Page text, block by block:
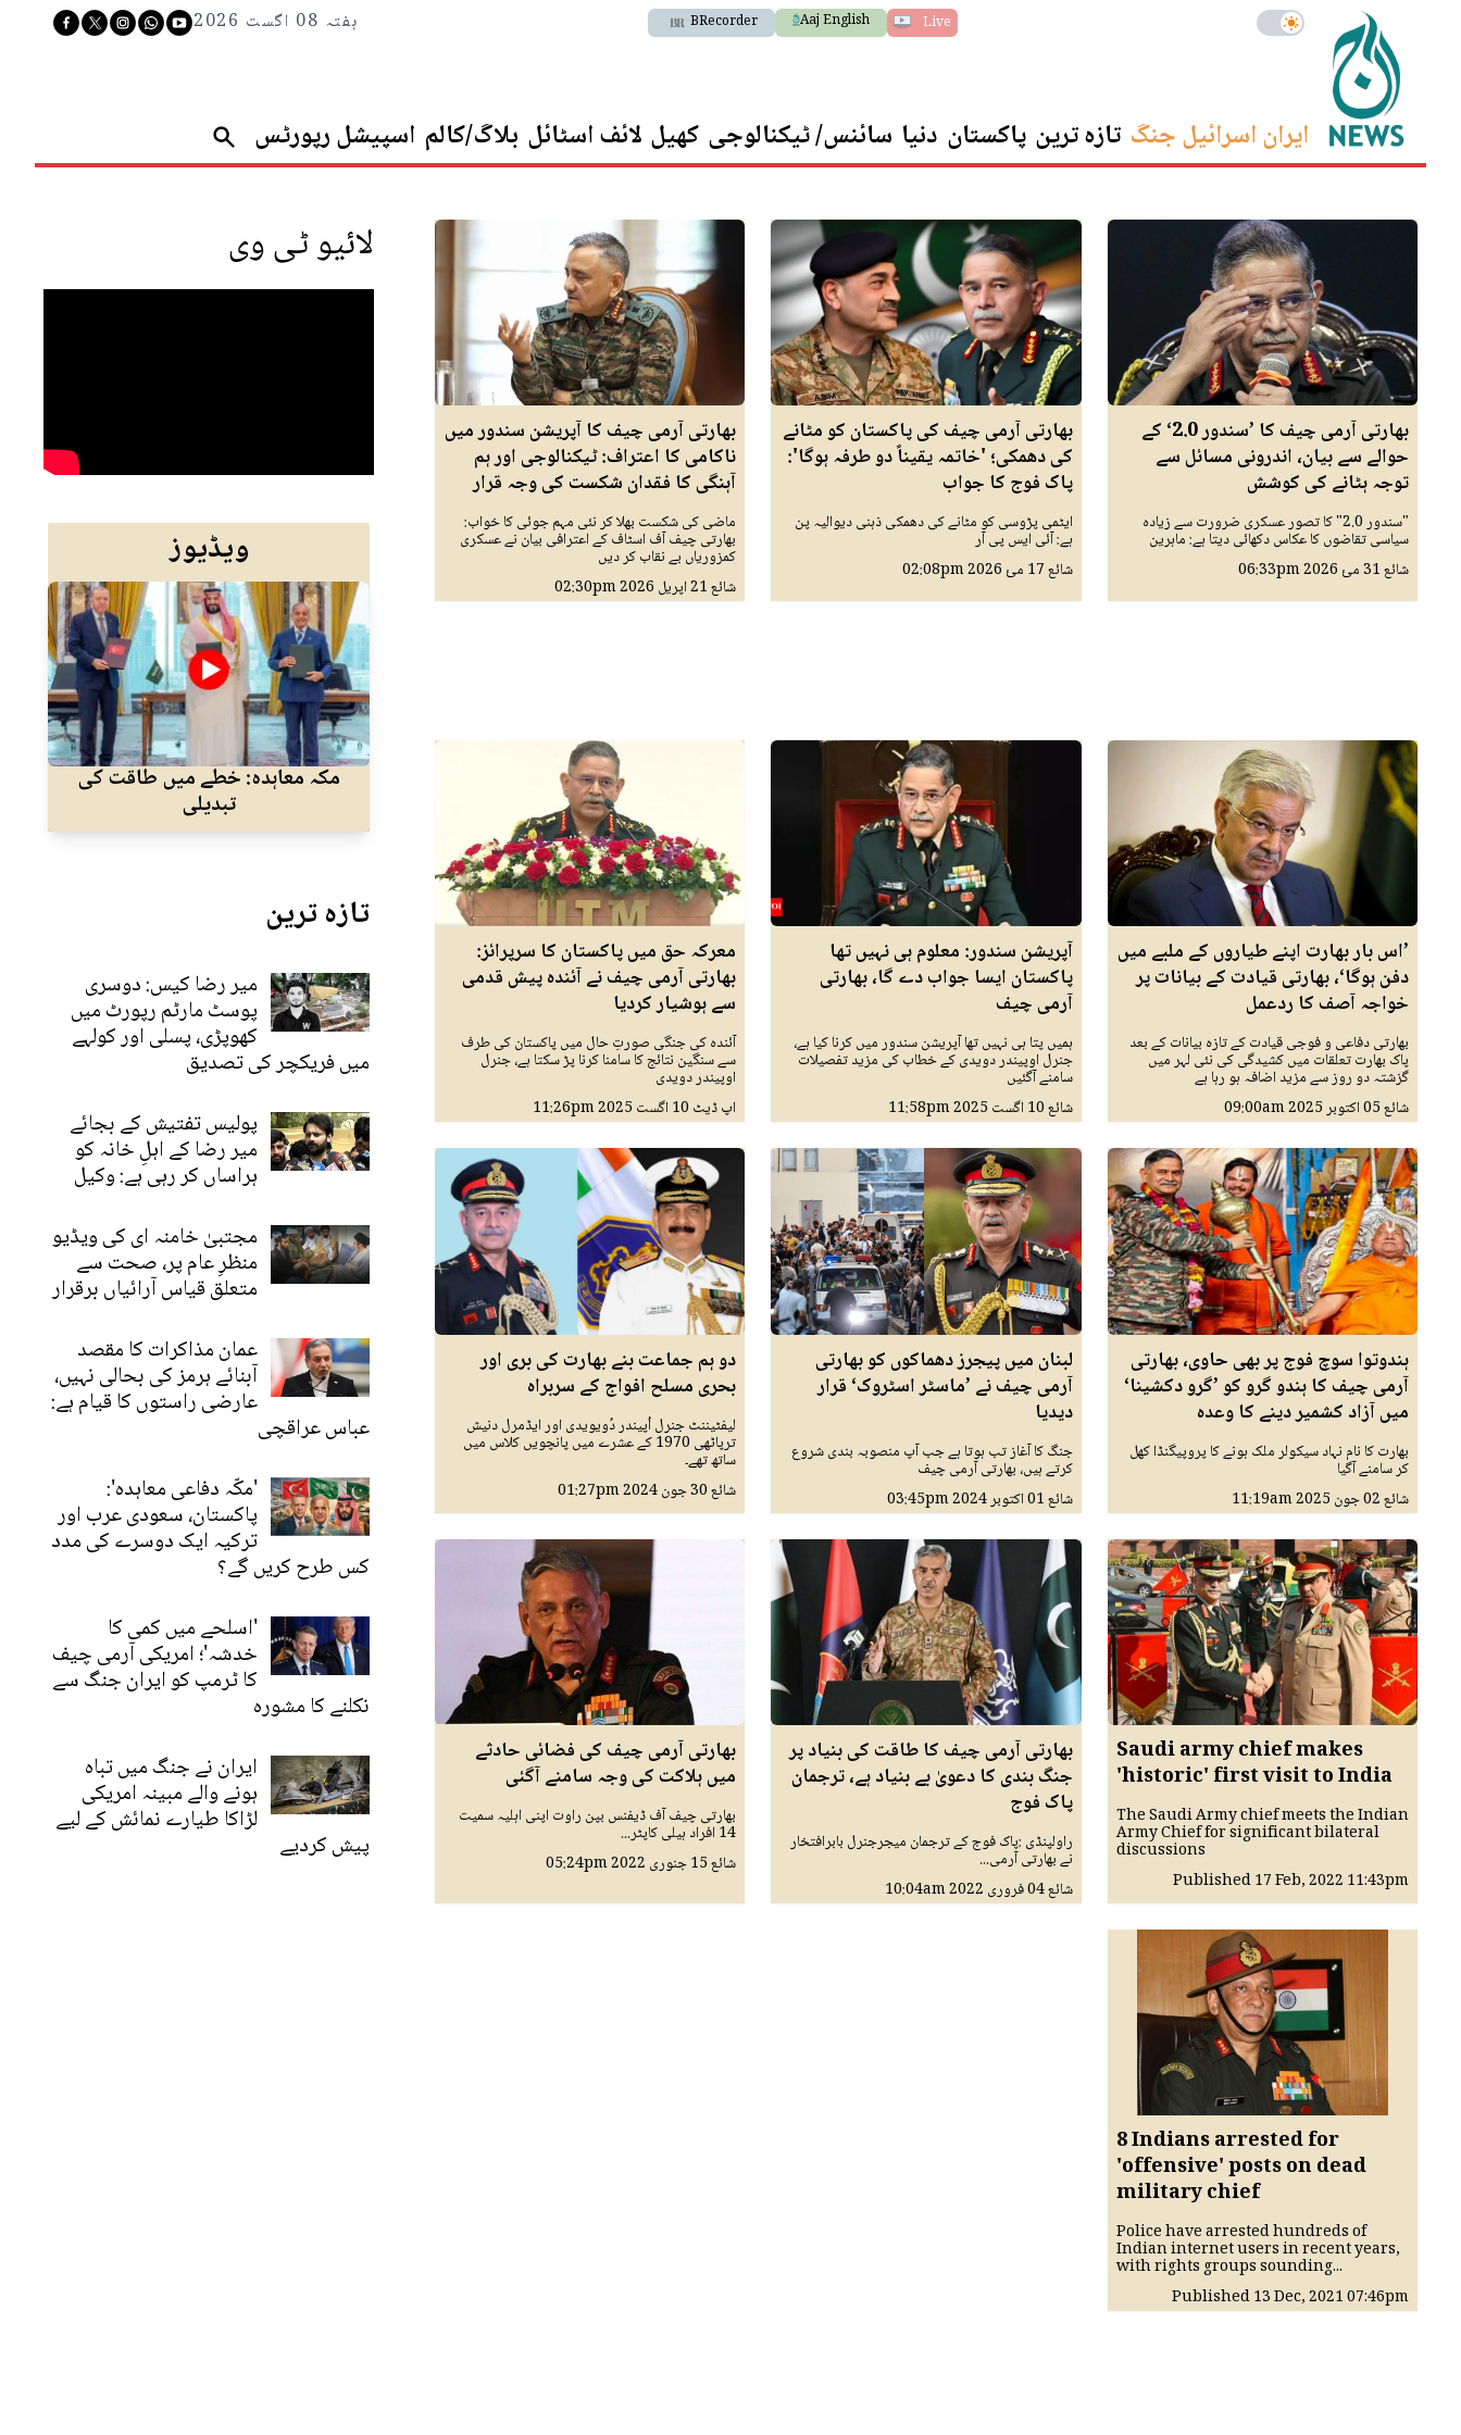
Live
Aaj English
BRecorder ہفتہ 08 اگست 2026
ایران اسرائیل جنگ تازہ ترین پاکستان دنیا سائنس/ ٹیکنالوجی کھیل لائف اسٹائل بلاگ/کالم اسپیشل رپورٹس
بھارتی آرمی چیف کا ’سندور 2.0‘ کے
حوالے سے بیان، اندرونی مسائل سے
توجہ ہٹانے کی کوشش
"سندور 2.0" کا تصور عسکری ضرورت سے زیادہ
سیاسی تقاضوں کا عکاس دکھائی دیتا ہے: ماہرین
شائع31 مئ 2026 06:33pm
بھارتی آرمی چیف کی پاکستان کو مٹانے
کی دھمکی؛ 'خاتمہ یقیناً دو طرفہ ہوگا':
پاک فوج کا جواب
ایٹمی پڑوسی کو مٹانے کی دھمکی ذہنی دیوالیہ پن
ہے: آئی ایس پی آر
شائع17 مئ 2026 02:08pm
بھارتی آرمی چیف کا آپریشن سندور میں
ناکامی کا اعتراف: ٹیکنالوجی اور ہم
آہنگی کا فقدان شکست کی وجہ قرار
ماضی کی شکست بھلا کر نئی مہم جوئی کا خواب:
بھارتی چیف آف اسٹاف کے اعترافی بیان نے عسکری
کمزوریاں بے نقاب کر دیں
شائع21 اپريل 2026 02:30pm
’اس بار بھارت اپنے طیاروں کے ملبے میں
دفن ہوگا‘، بھارتی قیادت کے بیانات پر
خواجہ آصف کا ردعمل
بھارتی دفاعی و فوجی قیادت کے تازہ بیانات کے بعد
پاک بھارت تعلقات میں کشیدگی کی نئی لہر میں
گزشتہ دو روز سے مزید اضافہ ہو رہا ہے
شائع05 اکتوبر 2025 09:00am
آپریشن سندور: معلوم ہی نہیں تھا
پاکستان ایسا جواب دے گا، بھارتی
آرمی چیف
ہمیں پتا ہی نہیں تھا آپریشن سندور میں کرنا کیا ہے،
جنرل اوپیندر دویدی کے خطاب کی مزید تفصیلات
سامنے آگئیں
شائع10 اگست 2025 11:58pm
معرکہ حق میں پاکستان کا سرپرائز:
بھارتی آرمی چیف نے آئندہ پیش قدمی
سے ہوشیار کردیا
آئندہ کی جنگی صورتِ حال میں پاکستان کی طرف
سے سنگین نتائج کا سامنا کرنا پڑ سکتا ہے، جنرل
اوپیندر دویدی
اپ ڈیٹ 10 اگست 2025 11:26pm
ہندوتوا سوچ فوج پر بھی حاوی، بھارتی
آرمی چیف کا ہندو گرو کو ’گرو دکشینا‘
میں آزاد کشمیر دینے کا وعدہ
بھارت کا نام نہاد سیکولر ملک ہونے کا پروپیگنڈا کھل
کر سامنے آگیا
شائع02 جون 2025 11:19am
لبنان میں پیجرز دھماکوں کو بھارتی
آرمی چیف نے ’ماسٹر اسٹروک‘ قرار
دیدیا
جنگ کا آغاز تب ہوتا ہے جب آپ منصوبہ بندی شروع
کرتے ہیں، بھارتی آرمی چیف
شائع01 اکتوبر 2024 03:45pm
دو ہم جماعت بنے بھارت کی بری اور
بحری مسلح افواج کے سربراہ
لیفٹیننٹ جنرل اُپیندر دُویویدی اور ایڈمرل دنیش
ترپاٹھی 1970 کے عشرے میں پانچویں کلاس میں
ساتھ تھے۔
شائع30 جون 2024 01:27pm
Saudi army chief makes
'historic' first visit to India
The Saudi Army chief meets the Indian
Army Chief for significant bilateral
discussions
Published17 Feb, 2022 11:43pm
بھارتی آرمی چیف کا طاقت کی بنیاد پر
جنگ بندی کا دعویٰ بے بنیاد ہے، ترجمان
پاک فوج
راولپنڈی :پاک فوج کے ترجمان میجرجنرل بابرافتخار
نے بھارتی آرمی...
شائع04 فروری 2022 10:04am
بھارتی آرمی چیف کی فضائی حادثے
میں ہلاکت کی وجہ سامنے آگئی
بھارتی چیف آف ڈیفنس بپن راوت اپنی اہلیہ سمیت
14 افراد ہیلی کاپٹر...
شائع15 جنوری 2022 05:24pm
8 Indians arrested for
'offensive' posts on dead
military chief
Police have arrested hundreds of
Indian internet users in recent years,
with rights groups sounding...
Published13 Dec, 202107:46pm
لائیو ٹی وی
ویڈیوز
مکہ معاہدہ: خطے میں طاقت کی
تبدیلی
تازہ ترین
میر رضا کیس: دوسری
پوسٹ مارٹم رپورٹ میں
کھوپڑی، پسلی اور کولہے
میں فریکچر کی تصدیق
پولیس تفتیش کے بجائے
میر رضا کے اہلِ خانہ کو
ہراساں کر رہی ہے: وکیل
مجتبیٰ خامنہ ای کی ویڈیو
منظرِ عام پر، صحت سے
متعلق قیاس آرائیاں برقرار
عمان مذاکرات کا مقصد
آبنائے ہرمز کی بحالی نہیں،
عارضی راستوں کا قیام ہے:
عباس عراقچی
'مکّہ دفاعی معاہدہ':
پاکستان، سعودی عرب اور
ترکیہ ایک دوسرے کی مدد
کس طرح کریں گے؟
'اسلحے میں کمی کا
خدشہ'؛ امریکی آرمی چیف
کا ٹرمپ کو ایران جنگ سے
نکلنے کا مشورہ
ایران نے جنگ میں تباہ
ہونے والے مبینہ امریکی
لڑاکا طیارے نمائش کے لیے
پیش کردیے